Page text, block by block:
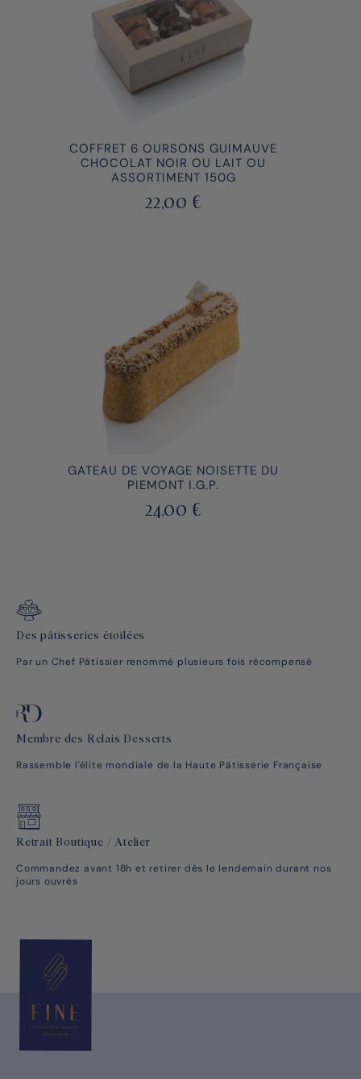
COFFRET 6 OURSONS GUIMAUVE
CHOCOLAT NOIR OU LAIT OU
ASSORTIMENT 150G
22,00 €
GATEAU DE VOYAGE NOISETTE DU
PIEMONT I.G.P.
24,00 €
Des pâtisseries étoilées
Par un Chef Pâtissier renommé plusieurs fois récompensé
Membre des Relais Desserts
Rassemble l'élite mondiale de la Haute Pâtisserie Française
Retrait Boutique / Atelier
Commandez avant 18h et retirer dès le lendemain durant nos
jours ouvrés